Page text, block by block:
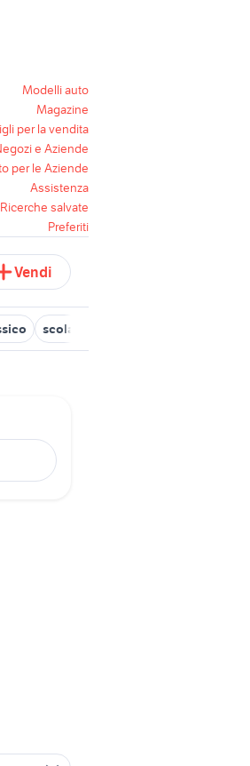
Modelli auto
Magazine
per la vendita
e Aziende
per le Aziende
Assistenza
Ricerche salvate
Preferiti
Vendi
scolapiatti legno